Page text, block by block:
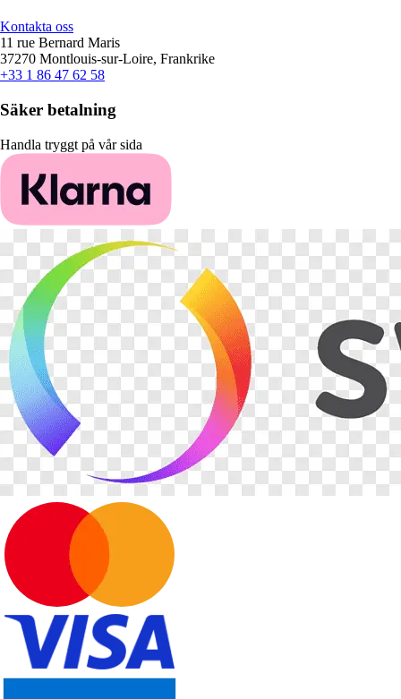
Kontakta oss
11 rue Bernard Maris
37270 Montlouis-sur-Loire, Frankrike
+33 1 86 47 62 58
Säker betalning
Handla tryggt på vår sida